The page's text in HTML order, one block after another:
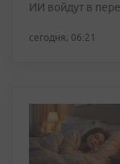
ИИ войдут в
сегодня, 06:21